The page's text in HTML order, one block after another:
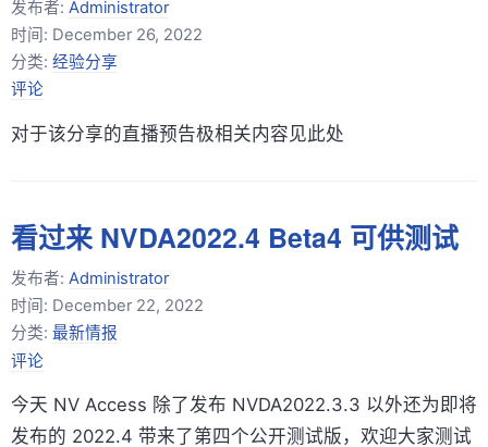
发布者: Administrator
时间: December 26, 2022
分类: 经验分享
评论
对于该分享的直播预告极相关内容见此处
看过来 NVDA2022.4 Beta4 可供测试
发布者: Administrator
时间: December 22, 2022
分类: 最新情报
评论
今天 NV Access 除了发布 NVDA2022.3.3 以外还为即将
发布的 2022.4 带来了第四个公开测试版，欢迎大家测试